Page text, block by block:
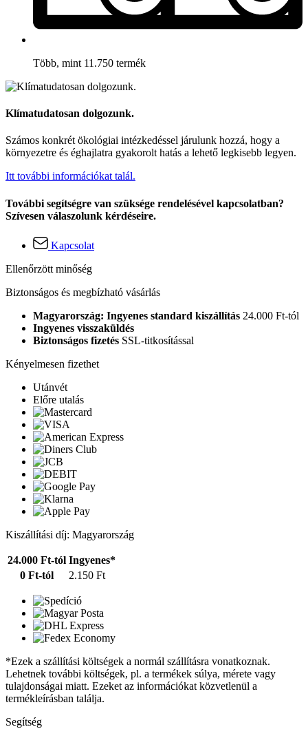
Több, mint 11.750 termék
Klímatudatosan dolgozunk.
Számos konkrét ökológiai intézkedéssel járulunk hozzá, hogy a
környezetre és éghajlatra gyakorolt hatás a lehető legkisebb legyen.
Itt további információkat talál.
További segítségre van szüksége rendelésével kapcsolatban?
Szívesen válaszolunk kérdéseire.
Kapcsolat
Ellenőrzött minőség
Biztonságos és megbízható vásárlás
Magyarország: Ingyenes standard kiszállítás 24.000 Ft-tól
Ingyenes visszaküldés
Biztonságos fizetés SSL-titkosítással
Kényelmesen fizethet
Utánvét
Előre utalás
Kiszállítási díj: Magyarország
24.000 Ft-tól Ingyenes*
0 Ft-tól
2.150 Ft
*Ezek a szállítási költségek a normál szállításra vonatkoznak.
Lehetnek további költségek, pl. a termékek súlya, mérete vagy
tulajdonságai miatt. Ezeket az információkat közvetlenül a
termékleírásban találja.
Segítség